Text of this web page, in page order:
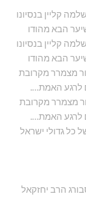
קליין בנסיונו
הבא מהודו
קליין בנסיונו
הבא מהודו
מצמרר מקרובת
לרגע האמת….
מצמרר מקרובת
לרגע האמת….
כל גדולי ישראל
הרב יחזקאל